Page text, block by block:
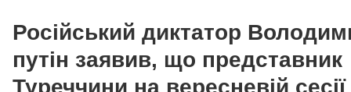
Російський диктатор
путін заявив, що представник
Туреччини на вересневій сесії